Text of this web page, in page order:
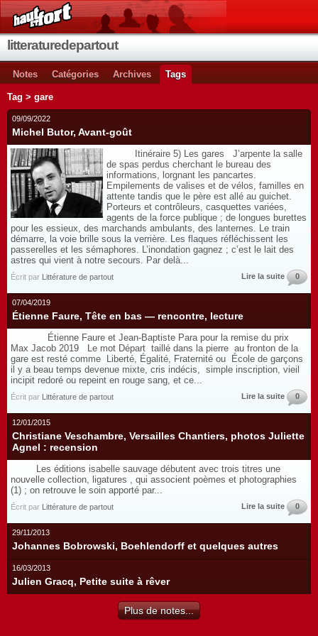
litteraturedepartout
Notes Catégories Archives Tags
Tag > gare
09/09/2022
Michel Butor, Avant-goût
Itinéraire 5) Les gares J’arpente la salle
de spas perdus cherchant le bureau des
informations, lorgnant les pancartes.
Empilements de valises et de vélos, familles en
attente tandis que le père est allé au guichet.
Porteurs et contrôleurs, casquettes variées,
agents de la force publique ; de longues burettes
pour les essieux, des marchands ambulants, des lanternes. Le train
démarre, la voie brille sous la verrière. Les flaques réfléchissent les
passerelles et les sémaphores. L’inondation gagnez ; c’est le lait des
astres qui vient à notre secours. Par delà...
Écrit par Littérature de partout Lire la suite 0
07/04/2019
Étienne Faure, Tête en bas — rencontre, lecture
Étienne Faure et Jean-Baptiste Para pour la remise du prix
Max Jacob 2019 Le mot Départ taillé dans la pierre au fronton de la
gare est resté comme Liberté, Égalité, Fraternité ou École de garçons
il y a beau temps devenue mixte, cris indécis, simple inscription, vieil
incipit redoré ou repeint en rouge sang, et ce...
Écrit par Littérature de partout Lire la suite 0
12/01/2015
Christiane Veschambre, Versailles Chantiers, photos Juliette
Agnel : recension
Les éditions isabelle sauvage débutent avec trois titres une
nouvelle collection, ligatures , qui associent poèmes et photographies
(1) ; on retrouve le soin apporté par...
Écrit par Littérature de partout Lire la suite 0
29/11/2013
Johannes Bobrowski, Boehlendorff et quelques autres
16/03/2013
Julien Gracq, Petite suite à rêver
Plus de notes...